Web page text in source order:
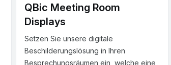
QBic Meeting Room
Displays
Setzen Sie unsere digitale
Beschilderungslösung in Ihren
Besprechungsräumen ein, welche eine